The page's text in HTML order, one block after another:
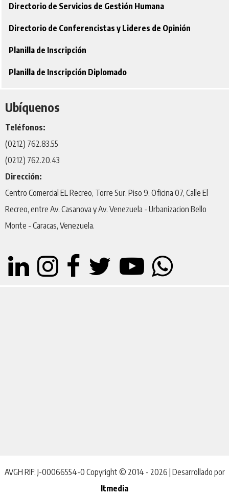
Directorio de Servicios de Gestión Humana
Directorio de Conferencistas y Lideres de Opinión
Planilla de Inscripción
Planilla de Inscripción Diplomado
Ubíquenos
Teléfonos:
(0212) 762.83.55
(0212) 762.20.43
Dirección:
Centro Comercial EL Recreo, Torre Sur, Piso 9, Oficina 07, Calle El
Recreo, entre Av. Casanova y Av. Venezuela - Urbanizacion Bello
Monte - Caracas, Venezuela.
AVGH RIF: J-00066554-0 Copyright © 2014 - 2026 | Desarrollado por
Itmedia